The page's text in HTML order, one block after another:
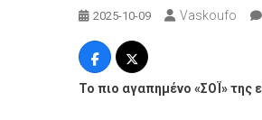
2025-10-09 Vaskoufo
Το πιο αγαπημένο «ΣΟΪ» της